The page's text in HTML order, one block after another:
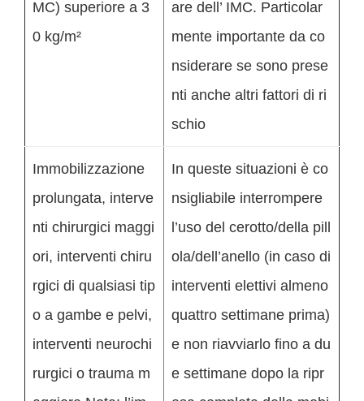
MC) superiore a 3
0 kg/m²
are dell’ IMC. Particolar
mente importante da co
nsiderare se sono prese
nti anche altri fattori di ri
schio
Immobilizzazione
prolungata, interve
nti chirurgici maggi
ori, interventi chiru
rgici di qualsiasi tip
o a gambe e pelvi,
interventi neurochi
rurgici o trauma m
In queste situazioni è co
nsigliabile interrompere
l’uso del cerotto/della pill
ola/dell’anello (in caso di
interventi elettivi almeno
quattro settimane prima)
e non riavviarlo fino a du
e settimane dopo la ripr